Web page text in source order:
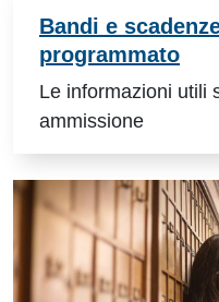
Bandi e
programmato
Le informazioni utili
ammissione